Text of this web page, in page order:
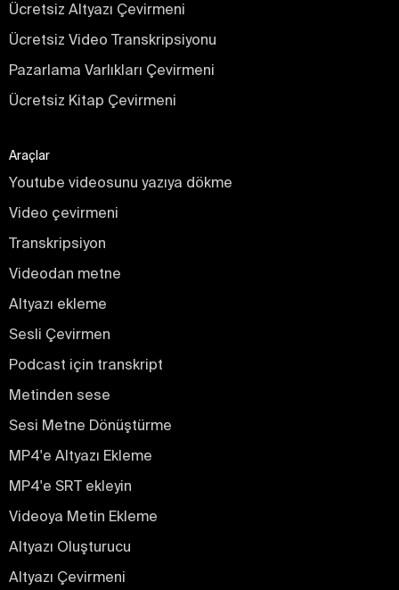
Ücretsiz Altyazı Çevirmeni
Ücretsiz Video Transkripsiyonu
Pazarlama Varlıkları Çevirmeni
Ücretsiz Kitap Çevirmeni
Araçlar
Youtube videosunu yazıya dökme
Video çevirmeni
Transkripsiyon
Videodan metne
Altyazı ekleme
Sesli Çevirmen
Podcast için transkript
Metinden sese
Sesi Metne Dönüştürme
MP4'e Altyazı Ekleme
MP4'e SRT ekleyin
Videoya Metin Ekleme
Altyazı Oluşturucu
Altyazı Çevirmeni